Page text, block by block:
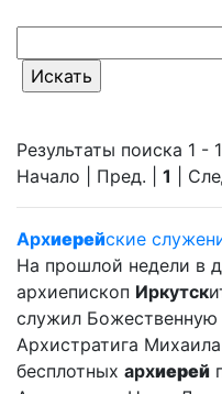
Результаты поиска 1 -
Начало | Пред. | 1 |
Архиерейские
На прошлой недели в
архиепископ Иркутск
служил Божественную
Архистратига
бесплотных архиерей